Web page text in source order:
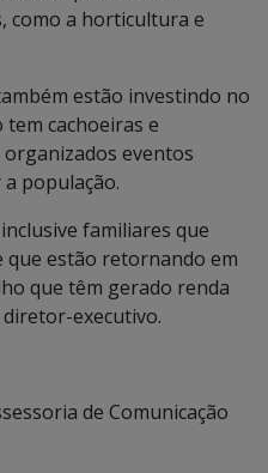
como a horticultura e
estão investindo no
cachoeiras e
eventos
população.
familiares que
que estão retornando em
que têm gerado renda
diretor-executivo.
de Comunicação